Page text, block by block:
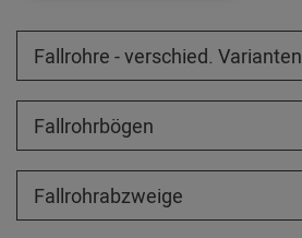
Fallrohre - verschied. Varianten
Fallrohrbögen
Fallrohrabzweige